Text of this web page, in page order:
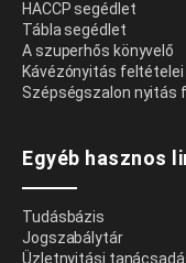
HACCP segédlet
Tábla segédlet
A szuperhős könyvelő
Kávézónyitás feltételei
Szépségszalon nyitás
Egyéb hasznos
Tudásbázis
Jogszabálytár
Üzletnyitási